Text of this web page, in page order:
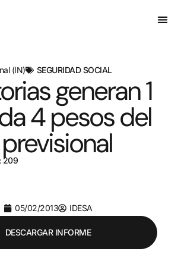
(IN) SEGURIDAD SOCIAL
generan 1
4 pesos del
209
05/02/2013 IDESA
DESCARGAR INFORME